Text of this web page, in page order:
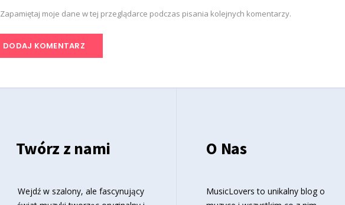
Zapamiętaj moje dane w tej przeglądarce podczas pisania kolejnych komentarzy.
Twórz z nami
Wejdź w szalony, ale fascynujący
O Nas
MusicLovers to unikalny blog o